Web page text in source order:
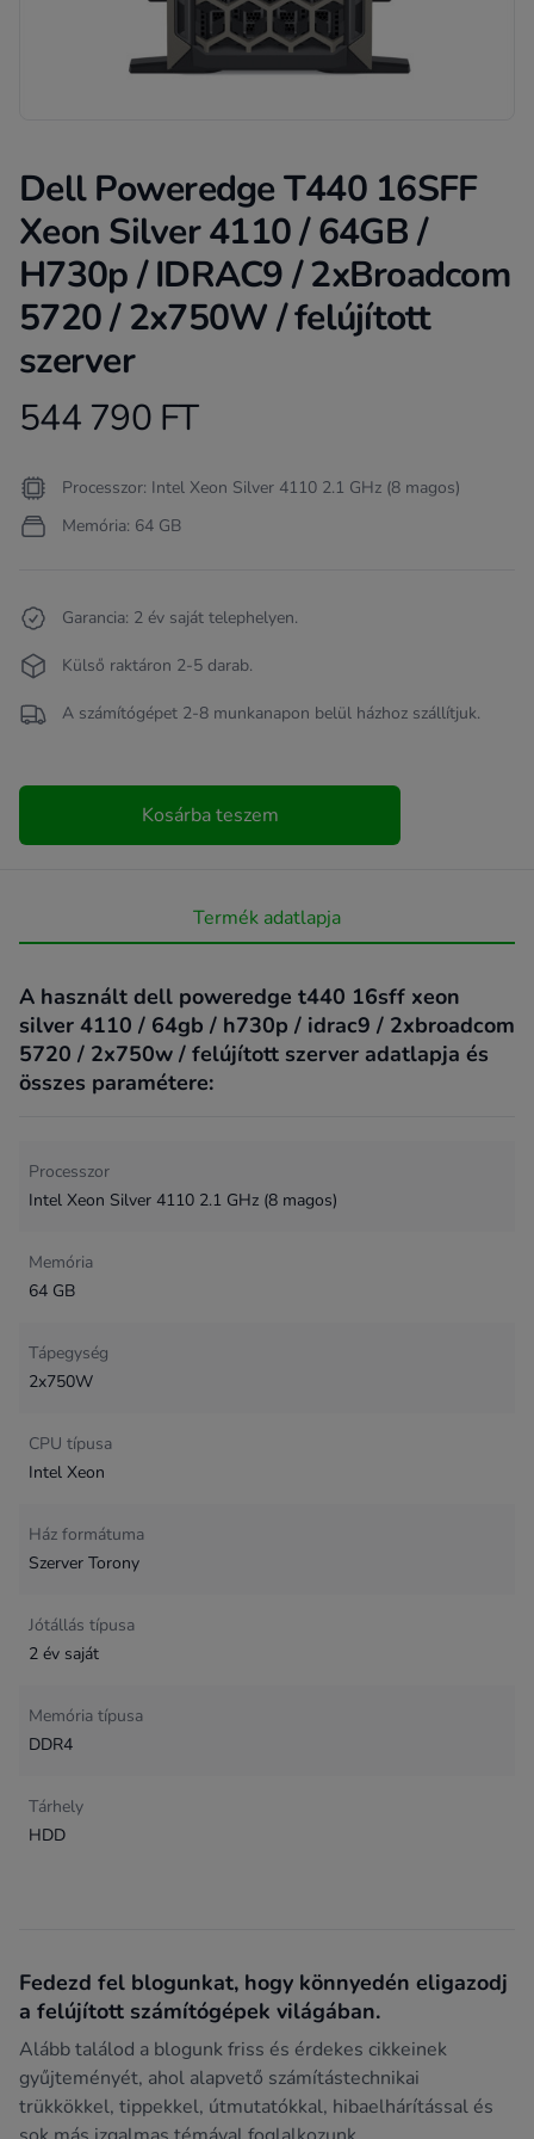
Dell Poweredge T440 16SFF
Xeon Silver 4110 / 64GB /
H730p / IDRAC9 / 2xBroadcom
5720 / 2x750W / felújított
szerver
Product information
544 790 FT
Termékleírás
Processzor: Intel Xeon Silver 4110 2.1 GHz (8 magos)
Memória: 64 GB
Garancia: 2 év saját telephelyen.
Külső raktáron 2-5 darab.
A számítógépet 2-8 munkanapon belül házhoz szállítjuk.
Kosárba teszem
Termék adatlapja
A használt dell poweredge t440 16sff xeon
silver 4110 / 64gb / h730p / idrac9 / 2xbroadcom
5720 / 2x750w / felújított szerver adatlapja és
összes paramétere:
Processzor
Intel Xeon Silver 4110 2.1 GHz (8 magos)
Memória
64 GB
Tápegység
2x750W
CPU típusa
Intel Xeon
Ház formátuma
Szerver Torony
Jótállás típusa
2 év saját
Memória típusa
DDR4
Tárhely
HDD
Fedezd fel blogunkat, hogy könnyedén eligazodj
a felújított számítógépek világában.
Alább találod a blogunk friss és érdekes cikkeinek
gyűjteményét, ahol alapvető számítástechnikai
trükkökkel, tippekkel, útmutatókkal, hibaelhárítással és